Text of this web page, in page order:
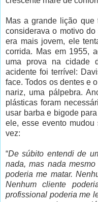
Mas a grande lição
considerava o motivo
era mais jovem, ele
corrida. Mas em 1955,
uma prova na cidade
acidente foi terrível:
face. Todos os dentes e
nariz, uma pálpebra.
plásticas foram
usar barba e bigode
ele, esse evento mudou
vez:
“De súbito entendi de
nada, mas nada
poderia me matar.
Nenhum cliente
profissional poderia me